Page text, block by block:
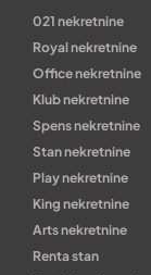
021 nekretnine
Royal nekretnine
Office nekretnine
Klub nekretnine
Spens nekretnine
Stan nekretnine
Play nekretnine
King nekretnine
Arts nekretnine
Renta stan